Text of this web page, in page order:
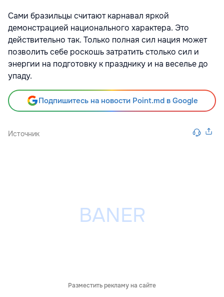
Сами бразильцы считают карнавал яркой
демонстрацией национального характера. Это
действительно так. Только полная сил нация может
позволить себе роскошь затратить столько сил и
энергии на подготовку к празднику и на веселье до
упаду.
Подпишитесь на новости Point.md в Google
Источник
Разместить рекламу на сайте